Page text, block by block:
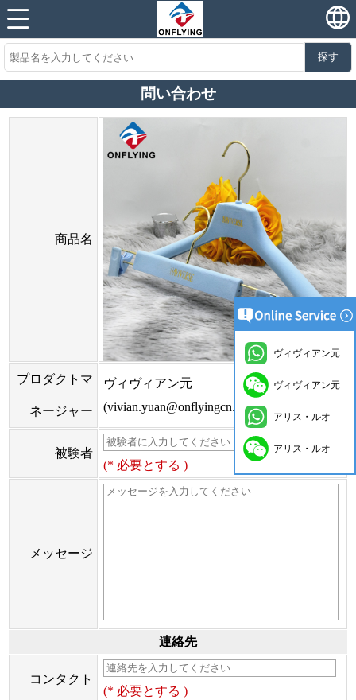
探す
問い合わせ
商品名
プロダクトマ
ネージャー
ヴィヴィアン元
(vivian.yuan@onflyingcn.com)
被験者
(* 必要とする )
メッセージ
連絡先
コンタクト
(* 必要とする )
ヴィヴィアン元
ヴィヴィアン元
アリス・ルオ
アリス・ルオ